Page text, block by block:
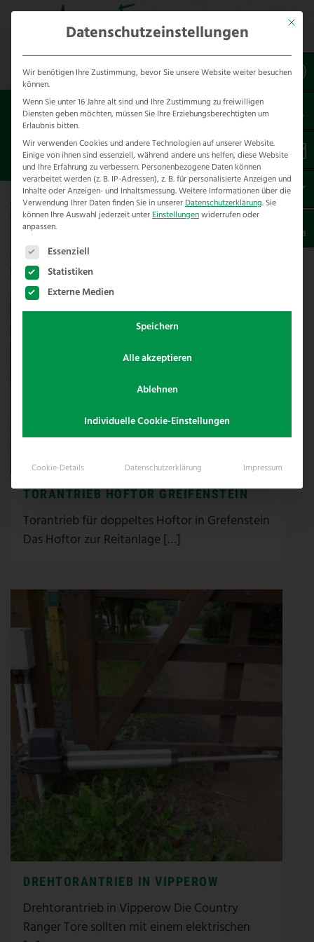
Sie sind hier:Referenzen
*Torautomation
TORANTRIEB HOFTOR GREIFENSTEIN
Torantrieb für doppeltes Hoftor in Grefenstein
Das Hoftor zur Reitanlage […]
DREHTORANTRIEB IN VIPPEROW
Drehtorantrieb in Vipperow Die Country
Ranger Tore sollten mit einem elektrischen
Mit
Datenschutzeinstellungen
Wir benötigen Ihre Zustimmung, bevor Sie unsere Website weiter besuchen
können.
Wenn Sie unter 16 Jahre alt sind und Ihre Zustimmung zu freiwilligen
Diensten geben möchten, müssen Sie Ihre Erziehungsberechtigten um
Erlaubnis bitten.
Wir verwenden Cookies und andere Technologien auf unserer Website.
Einige von ihnen sind essenziell, während andere uns helfen, diese Website
und Ihre Erfahrung zu verbessern. Personenbezogene Daten können
verarbeitet werden (z. B. IP-Adressen), z. B. für personalisierte Anzeigen und
Inhalte oder Anzeigen- und Inhaltsmessung.Weitere Informationen über die
Verwendung Ihrer Daten finden Sie in unsererDatenschutzerklärung. Sie
können Ihre Auswahl jederzeit unterEinstellungenwiderrufen oder
anpassen.
Es folgt eine Liste der Service-Gruppen, für die eine
Essenziell
Statistiken
Externe Medien
Speichern
Alle akzeptieren
Ablehnen
Individuelle Cookie-Einstellungen
Cookie-Details Datenschutzerklärung Impressum